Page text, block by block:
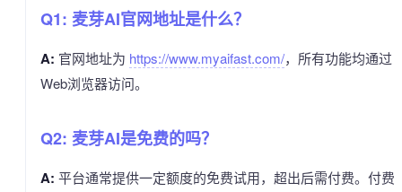
Q1: 麦芽AI官网地址是什么？
A: 官网地址为 https://www.myaifast.com/，所有功能均通过
Web浏览器访问。
Q2: 麦芽AI是免费的吗？
A: 平台通常提供一定额度的免费试用，超出后需付费。付费